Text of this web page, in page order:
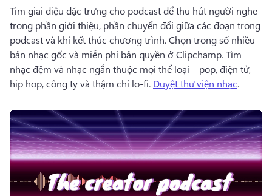
Tìm giai điệu đặc trưng cho podcast để thu hút người nghe
trong phần giới thiệu, phần chuyển đổi giữa các đoạn trong
podcast và khi kết thúc chương trình. Chọn trong số nhiều
bản nhạc gốc và miễn phí bản quyền ở Clipchamp. Tìm
nhạc đệm và nhạc ngắn thuộc mọi thể loại – pop, điện tử,
hip hop, công ty và thậm chí lo-fi. Duyệt thư viện nhạc.